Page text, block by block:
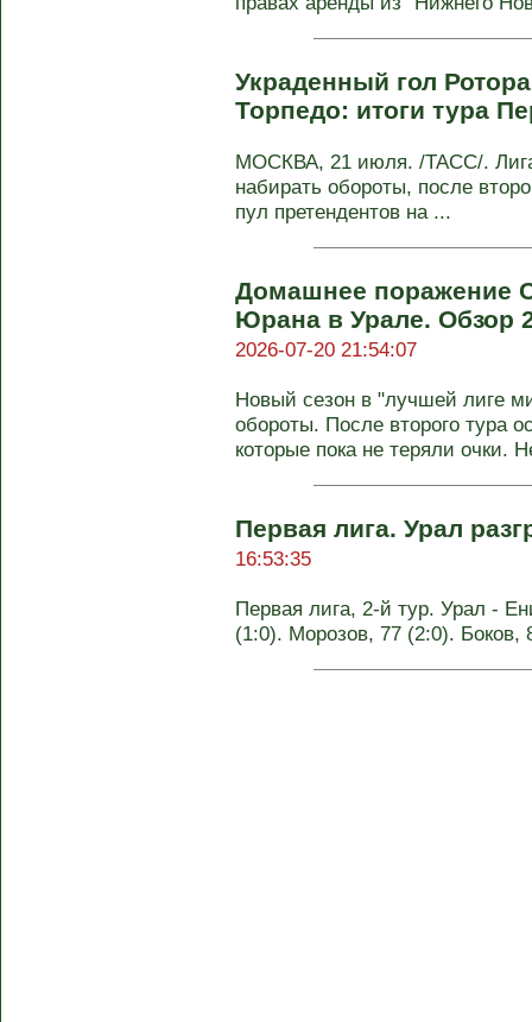
Украденный гол
Торпедо: итоги тура
МОСКВА, 21 июля. /ТАСС/.
набирать обороты, после
пул претендентов на ...
Домашнее поражение
Юрана в Урале. Обзор
2026-07-20 21:54:07
Новый сезон в "лучшей лиге
обороты. После второго тура
которые пока не теряли очки.
Первая лига. Урал
16:53:35
Первая лига, 2-й тур. Урал -
(1:0). Морозов, 77 (2:0). Боков,